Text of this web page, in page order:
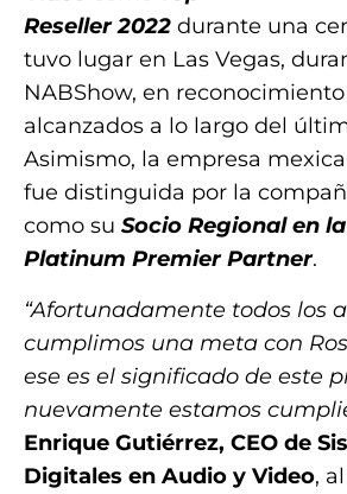
Reseller 2022 durante una
tuvo lugar en Las Vegas,
NABShow, en
alcanzados a lo largo del
Asimismo, la empresa
fue distinguida por la
como su Socio Regional en
Platinum Premier Partner.
“Afortunadamente todos los
cumplimos una meta con
ese es el significado de este
nuevamente estamos
Enrique Gutiérrez, CEO de
Digitales en Audio y Video,